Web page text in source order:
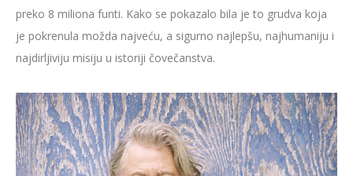
preko 8 miliona funti. Kako se pokazalo bila je to grudva koja
je pokrenula možda najveću, a sigurno najlepšu, najhumaniju i
najdirljiviju misiju u istoriji čovečanstva.